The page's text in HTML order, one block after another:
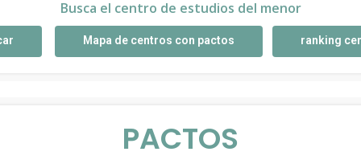
Busca el centro de estudios del menor
Mapa de centros con pactos ranking
PACTOS